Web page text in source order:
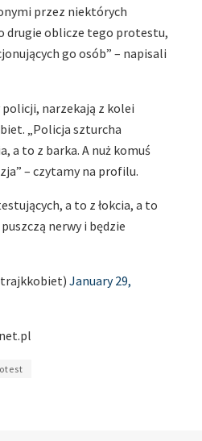
przez niektórych
drugie oblicze tego protestu,
go osób” – napisali
narzekają z kolei
„Policja szturcha
a to z barka. A nuż komuś
– czytamy na profilu.
a to z łokcia, a to
nerwy i będzie
January 29,